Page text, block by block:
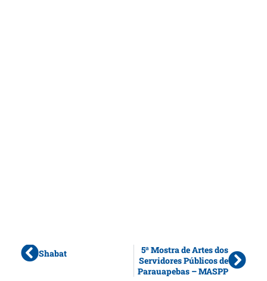
Shabat
5ª Mostra de Artes dos
Servidores Públicos de
Parauapebas – MASPP